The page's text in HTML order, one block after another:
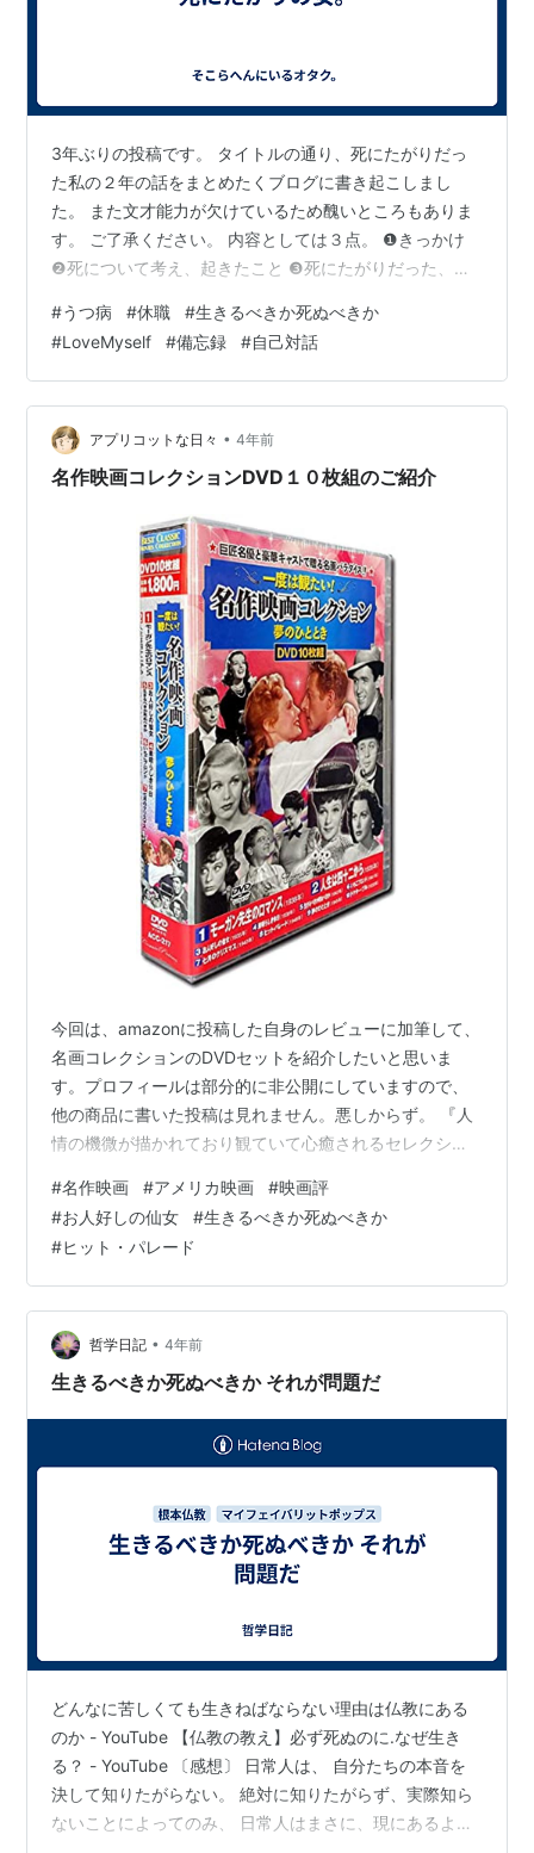
3年ぶりの投稿です。 タイトルの通り、死にたがりだっ
た私の２年の話をまとめたくブログに書き起こしまし
た。 また文才能力が欠けているため醜いところもありま
す。 ご了承ください。 内容としては３点。 ❶きっかけ
❷死について考え、起きたこと ❸死にたがりだった、過
ただ長年、考えてきた「死」について行き着いた現在を
どうしても残したい。 そんな女の独りよがりです。 そし
て、長文になるでしょう。興味がある方だけ見てくださ
い。 興味ねえ人は各位、好きなことをしてお過ごしくだ
さい。 そしてあくまで個人的な意見のため「ふーんそう
なんだ」くらいの感覚で見てね…
#うつ病 #休職 #生きるべきか死ぬべきか
#LoveMyself #備忘録 #自己対話
アプリコットな日々 • 4年前
名作映画コレクションDVD１０枚組のご紹介
今回は、amazonに投稿した自身のレビューに加筆して、
名画コレクションのDVDセットを紹介したいと思いま
す。プロフィールは部分的に非公開にしていますので、
他の商品に書いた投稿は見れません。悪しからず。 『人
情の機微が描かれており観ていて心癒されるセレクショ
けたいと思います。 以下、一作品ずつ、評価してみたい
と思います。 ①モーガン先生のロマンス（１９３８年）
総合評価：★★ セレクトするに当たって、これしかなか
ったのかな？と思う内容でした。 主演はジェームズ・ス
チュワートだったりしますが、ヒッチコックの映画でお
馴染みの俳優さん。コメディタ…
#名作映画 #アメリカ映画 #映画評
#お人好しの仙女 #生きるべきか死ぬべきか
#ヒット・パレード
哲学日記 • 4年前
生きるべきか死ぬべきか それが問題だ
どんなに苦しくても生きねばならない理由は仏教にある
のか - YouTube 【仏教の教え】必ず死ぬのに.なぜ生き
る？ - YouTube 〔感想〕 日常人は、 自分たちの本音を
決して知りたがらない。 絶対に知りたがらず、実際知ら
ないことによってのみ、 日常人はまさに、現にあるよう